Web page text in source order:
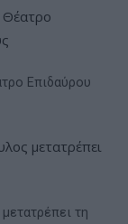
Επιδαύρου
τη